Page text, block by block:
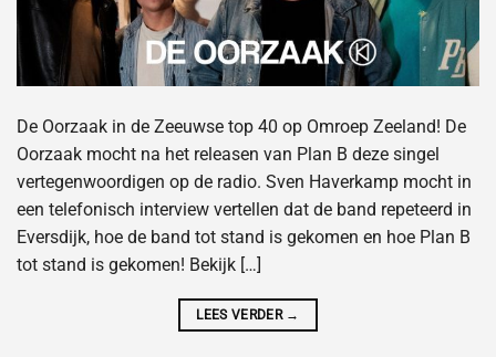
De Oorzaak in de Zeeuwse top 40 op Omroep Zeeland! De
Oorzaak mocht na het releasen van Plan B deze singel
vertegenwoordigen op de radio. Sven Haverkamp mocht in
een telefonisch interview vertellen dat de band repeteerd in
Eversdijk, hoe de band tot stand is gekomen en hoe Plan B
tot stand is gekomen! Bekijk […]
LEES VERDER →